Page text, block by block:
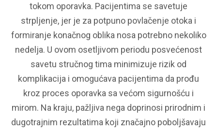
tokom oporavka. Pacijentima se savetuje
strpljenje, jer je za potpuno povlačenje otoka i
formiranje konačnog oblika nosa potrebno nekoliko
nedelja. U ovom osetljivom periodu posvećenost
savetu stručnog tima minimizuje rizik od
komplikacija i omogućava pacijentima da prođu
kroz proces oporavka sa većom sigurnošću i
mirom. Na kraju, pažljiva nega doprinosi prirodnim i
dugotrajnim rezultatima koji značajno poboljšavaju